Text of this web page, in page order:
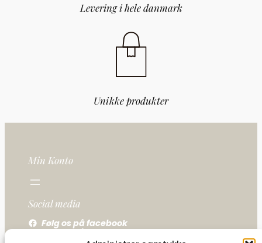
Levering i hele danmark
Unikke produkter
Min Konto
Social media
Følg os på facebook
Følg os på instagram